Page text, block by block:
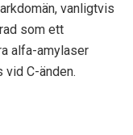
vanligtvis
som ett
alfa-amylaser
vid C-änden.